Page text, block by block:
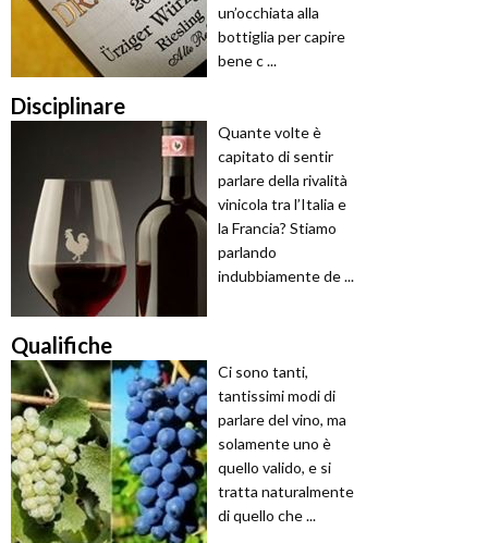
un’occhiata alla
bottiglia per capire
bene c ...
Disciplinare
Quante volte è
capitato di sentir
parlare della rivalità
vinicola tra l’Italia e
la Francia? Stiamo
parlando
indubbiamente de ...
Qualifiche
Ci sono tanti,
tantissimi modi di
parlare del vino, ma
solamente uno è
quello valido, e si
tratta naturalmente
di quello che ...